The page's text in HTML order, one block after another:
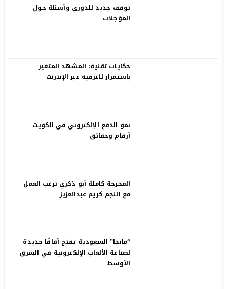
توقف جديد للدوري وأسئلة حول
المؤجلات
حكايات تقنية: المشهد المتغير
باستمرار للترفيه عبر الإنترنت
نمو الدفع الإلكتروني في الكويت –
أرقام وحقائق
المخرجة كاملة أبو ذكري ترغب العمل
مع النجم كريم عبدالعزيز
“مانجا” السعودية تفتح آفاقًا جديدة
لصناعة الألعاب الإلكترونية في الشرق
الأوسط